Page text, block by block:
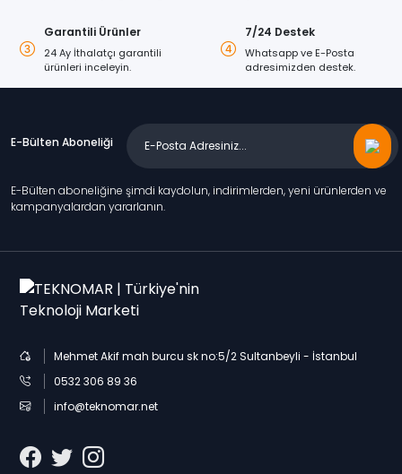
Garantili Ürünler
24 Ay İthalatçı garantili
ürünleri inceleyin.
7/24 Destek
Whatsapp ve E-Posta
adresimizden destek.
E-Bülten Aboneliği
E-Bülten aboneliğine şimdi kaydolun, indirimlerden, yeni ürünlerden ve
kampanyalardan yararlanın.
Mehmet Akif mah burcu sk no:5/2 Sultanbeyli - İstanbul
0532 306 89 36
info@teknomar.net